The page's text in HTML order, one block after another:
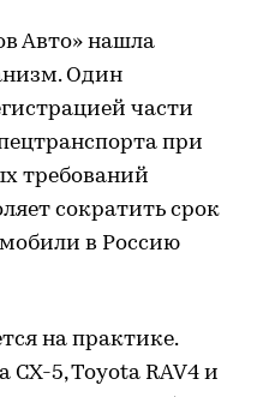
Авто» нашла
Один
части
при
требований
сократить срок
в Россию
на практике.
CX-5, Toyota RAV4 и